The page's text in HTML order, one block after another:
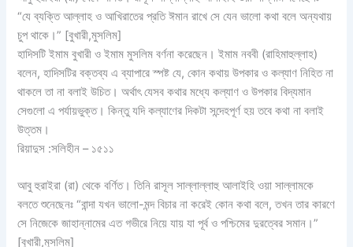
“যে ব্যক্তি আল্লাহ ও আখিরাতের প্রতি ঈমান রাখে সে যেন ভালো কথা বলে অন্যথায়
চুপ থাকে।” [বুখারী,মুসলিম]
হাদিসটি ইমাম বুখারী ও ইমাম মুসলিম বর্ণনা করেছেন। ইমাম নববী (রাহিমাহুল্লাহ)
বলেন, হাদিসটির বক্তব্য এ ব্যাপারে স্পষ্ট যে, কোন কথায় উপকার ও কল্যাণ নিহিত না
থাকলে তা না বলাই উচিত। অর্থাৎ যেসব কথার মধ্যে কল্যাণ ও উপকার বিদ্যমান
সেগুলো এ পর্যায়ভুক্ত। কিন্তু যদি কল্যাণের দিকটা সন্দেহপূর্ণ হয় তবে কথা না বলাই
উত্তম।
রিয়াদুস :সলিহীন – ১৫১১
আবু হুরাইরা (রা) থেকে বর্ণিত। তিনি রাসূল সাল্লাল্লাহু আলাইহি ওয়া সাল্লামকে
বলতে শুনেছেনঃ “বান্দা যখন ভালো-মন্দ বিচার না করেই কোন কথা বলে, তখন তার কারণে
সে নিজেকে জাহান্নামের এত গভীরে নিয়ে যায় যা পূর্ব ও পশ্চিমের দুরত্বের সমান।”
[বুখারী,মুসলিম]